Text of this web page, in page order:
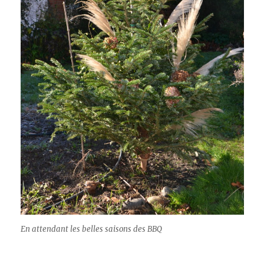
En attendant les belles saisons des BBQ